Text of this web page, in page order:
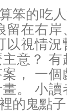
笨的吃
留在右
以視情
意？
， 一
。 小
的鬼點